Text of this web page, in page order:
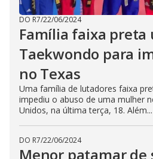
DO R7/22/06/2024
Família faixa preta
Taekwondo para
no Texas
Uma família de lutadores faixa
impediu o abuso de uma mulher
Unidos, na última terça, 18. Além...
DO R7/22/06/2024
Menor patamar de